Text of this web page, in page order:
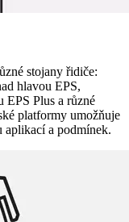
stojany řidiče:
hlavou EPS,
EPS Plus a různé
platformy umožňuje
a podmínek.